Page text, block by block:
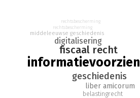
informatievoorziening met een
geschreven. De bundel wordt
afscheidswoorden van collega’s en
In de persoon Frans Rikhof is
kerkgeschiedenis,
fiscaal-juridische domein moeiteloos
fiscaal recht
geschiedenis
digitalisering
liber amicorum
belastingrecht
middeleeuwse geschiedenis
rechtsbescherming
rechtsbescherming